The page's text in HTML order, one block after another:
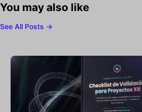
You may also like
See All Posts →